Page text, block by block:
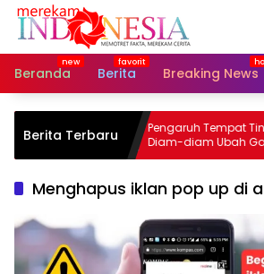
Langsung
Beranda
Berita Breaking News
Berita Terbaru
Miliar
Pengaruh Tempat
Diam-diam Ubah Gaya
Menghapus iklan pop up di